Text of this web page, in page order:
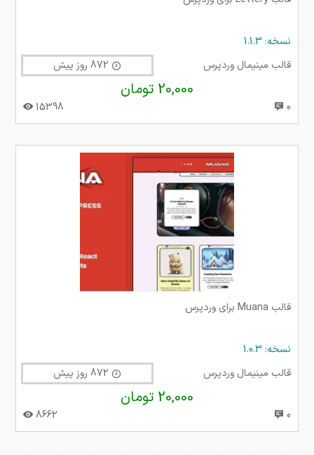
نسخه: 1.1.3
قالب مینیمال وردپرس
20,000 تومان
0
15398
قالب Muana برای وردپرس
نسخه: 1.0.3
قالب مینیمال وردپرس
20,000 تومان
0
8662